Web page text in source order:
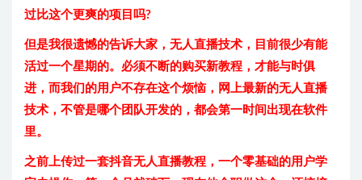
过比这个更爽的项目吗?
但是我很遗憾的告诉大家，无人直播技术，目前很少有能
活过一个星期的。必须不断的购买新教程，才能与时俱
进，而我们的用户不存在这个烦恼，网上最新的无人直播
技术，不管是哪个团队开发的，都会第一时间出现在软件
里。
之前上传过一套抖音无人直播教程，一个零基础的用户学